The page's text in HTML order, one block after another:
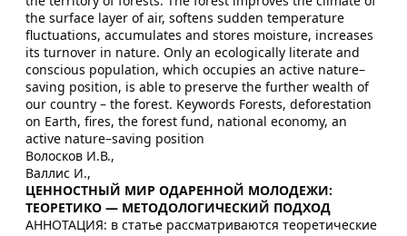
the surface layer of air, softens sudden temperature
fluctuations, accumulates and stores moisture, increases
its turnover in nature. Only an ecologically literate and
conscious population, which occupies an active nature–
saving position, is able to preserve the further wealth of
our country – the forest. Keywords Forests, deforestation
on Earth, fires, the forest fund, national economy, an
active nature–saving position
Волосков И.В.,
Валлис И.,
ЦЕННОСТНЫЙ МИР ОДАРЕННОЙ МОЛОДЕЖИ:
ТЕОРЕТИКО — МЕТОДОЛОГИЧЕСКИЙ ПОДХОД
АННОТАЦИЯ: в статье рассматриваются теоретические